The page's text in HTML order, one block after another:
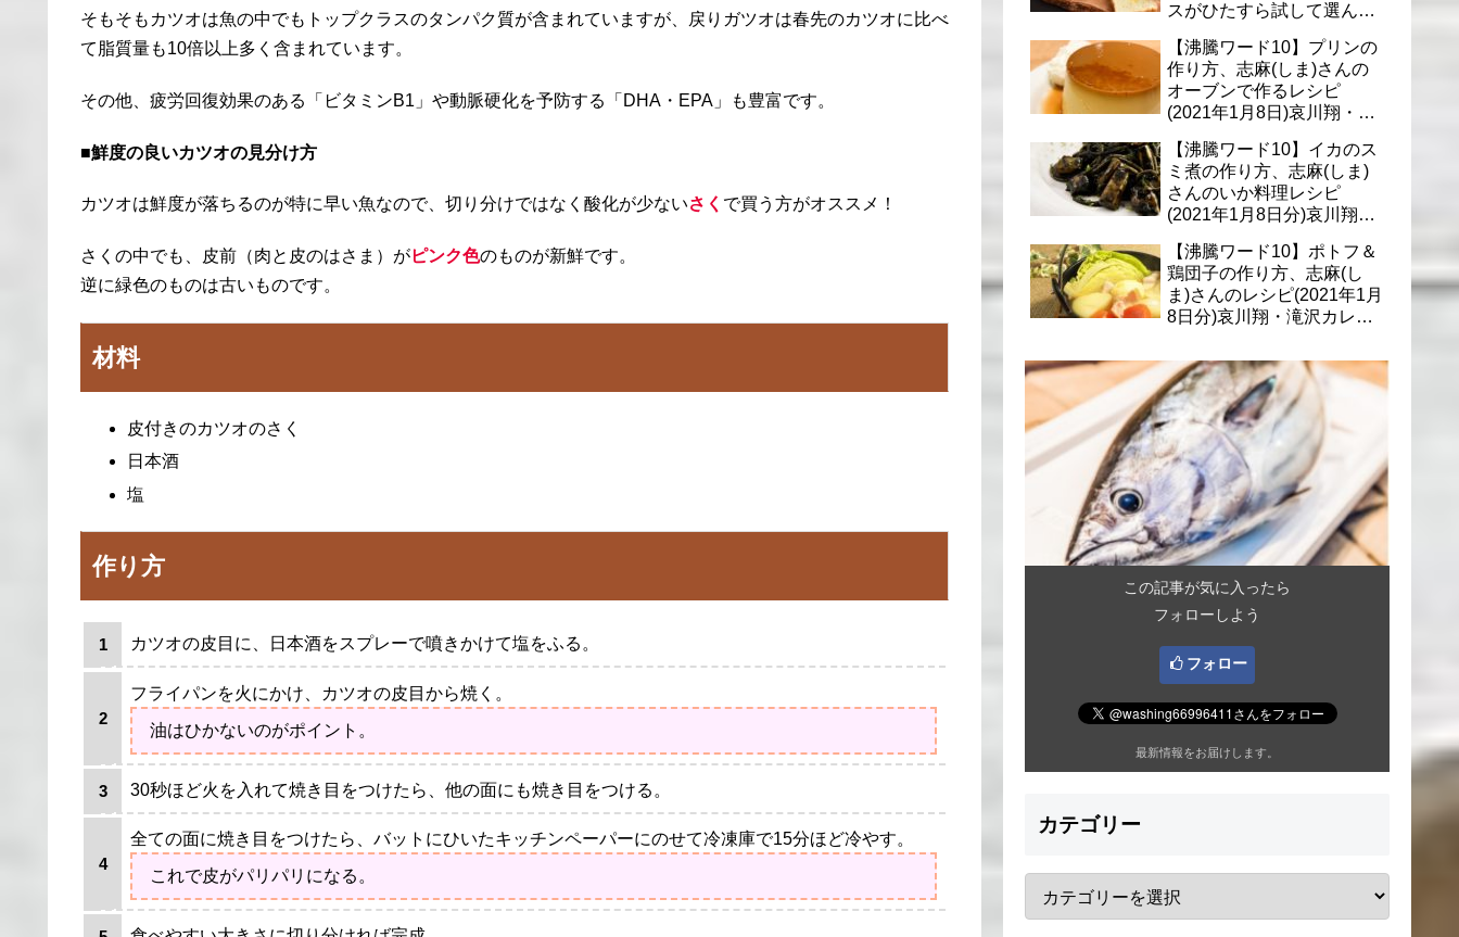
そもそもカツオは魚の中でもトップクラスのタンパク質が含まれていますが、戻りガツオは春先のカツオに比べ
て脂質量も10倍以上多く含まれています。
その他、疲労回復効果のある「ビタミンB1」や動脈硬化を予防する「DHA・EPA」も豊富です。
■鮮度の良いカツオの見分け方
カツオは鮮度が落ちるのが特に早い魚なので、切り分けではなく酸化が少ないさく で買う方がオススメ！
さくの中でも、皮前（肉と皮のはさま）がピンク色のものが新鮮です。
逆に緑色のものは古いものです。
材料
皮付きのカツオのさく
日本酒
塩
作り方
カツオの皮目に、日本酒をスプレーで噴きかけて塩をふる。
フライパンを火にかけ、カツオの皮目から焼く。
油はひかないのがポイント。
30秒ほど火を入れて焼き目をつけたら、他の面にも焼き目をつける。
全ての面に焼き目をつけたら、バットにひいたキッチンペーパーにのせて冷凍庫で15分ほど冷やす。
これで皮がパリパリになる。
スがひたすら試して選んだ
【沸騰ワード10】プリンの
作り方、志麻(しま)さんの
オーブンで作るレシピ
(2021年1月8日)哀川翔・滝
理
【沸騰ワード10】イカのス
ミ煮の作り方、志麻(しま)
さんのいか料理レシピ
(2021年1月8日分)哀川翔・
【沸騰ワード10】ポトフ＆
鶏団子の作り方、志麻(し
ま)さんのレシピ(2021年1月
8日分)哀川翔・滝沢カレ
この記事が気に入ったら
フォローしよう
フォロー
最新情報をお届けします。
カテゴリー